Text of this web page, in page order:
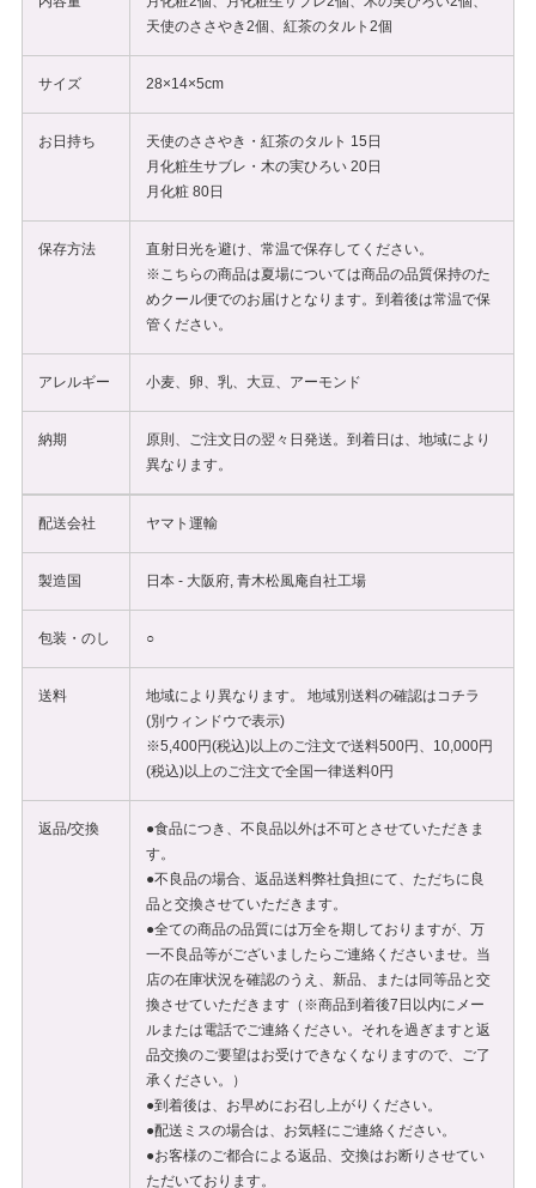
天使のささやき2個、紅茶のタルト2個
サイズ 28×14×5cm
お日持ち
天使のささやき・紅茶のタルト 15日
月化粧生サブレ・木の実ひろい 20日
月化粧 80日
保存方法
直射日光を避け、常温で保存してください。
※こちらの商品は夏場については商品の品質保持のた
めクール便でのお届けとなります。到着後は常温で保
管ください。
アレルギー 小麦、卵、乳、大豆、アーモンド
納期
原則、ご注文日の翌々日発送。到着日は、地域により
異なります。
配送会社 ヤマト運輸
製造国 日本 - 大阪府, 青木松風庵自社工場
包装・のし ○
送料 地域により異なります。 地域別送料の確認はコチラ
(別ウィンドウで表示)
※5,400円(税込)以上のご注文で送料500円、10,000円
(税込)以上のご注文で全国一律送料0円
返品/交換
●食品につき、不良品以外は不可とさせていただきま
す。
●不良品の場合、返品送料弊社負担にて、ただちに良
品と交換させていただきます。
●全ての商品の品質には万全を期しておりますが、万
一不良品等がございましたらご連絡くださいませ。当
店の在庫状況を確認のうえ、新品、または同等品と交
換させていただきます（※商品到着後7日以内にメー
ルまたは電話でご連絡ください。それを過ぎますと返
品交換のご要望はお受けできなくなりますので、ご了
承ください。）
●到着後は、お早めにお召し上がりください。
●配送ミスの場合は、お気軽にご連絡ください。
●お客様のご都合による返品、交換はお断りさせてい
ただいております。